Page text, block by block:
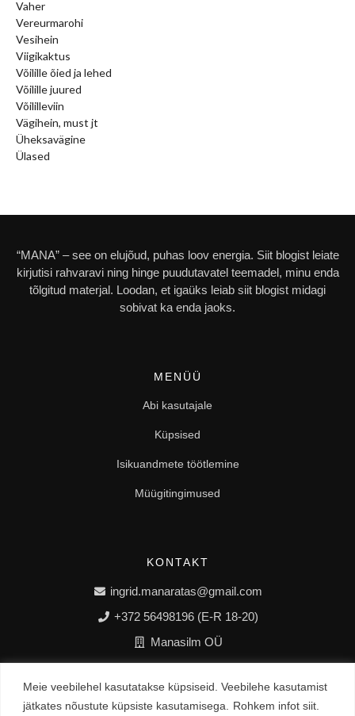
Meie veebilehel kasutatakse küpsiseid. Veebilehe kasutamist
jätkates nõustute küpsiste kasutamisega.
Rohkem infot siit.
Vaher
Vereurmarohi
Vesihein
Viigikaktus
Võilille õied ja lehed
Võilille juured
Võililleviin
Vägihein, must jt
Üheksavägine
Ülased
“MANA” – see on elujõud, puhas loov energia. Siit blogist leiate
kirjutisi rahvaravi ning hinge puudutavatel teemadel, minu enda
tõlgitud materjal. Loodan, et igaüks leiab siit blogist midagi
sobivat ka enda jaoks.
MENÜÜ
Abi kasutajale
Küpsised
Isikuandmete töötlemine
Müügitingimused
KONTAKT
ingrid.manaratas@gmail.com
+372 56498196 (E-R 18-20)
Manasilm OÜ